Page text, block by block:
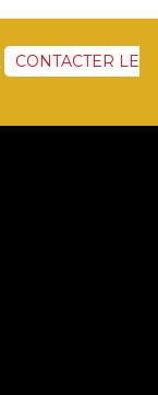
CONTACTER LE